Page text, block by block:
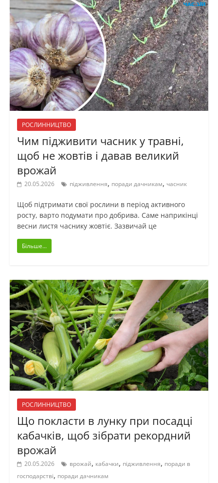
РОСЛИННИЦТВО
Чим підживити часник у травні,
щоб не жовтів і давав великий
врожай
20.05.2026 підживлення, поради дачникам, часник
Щоб підтримати свої рослини в період активного
росту, варто подумати про добрива. Саме наприкінці
весни листя часнику жовтіє. Зазвичай це
Більше...
РОСЛИННИЦТВО
Що покласти в лунку при посадці
кабачків, щоб зібрати рекордний
врожай
20.05.2026 врожай, кабачки, підживлення, поради в
господарстві, поради дачникам